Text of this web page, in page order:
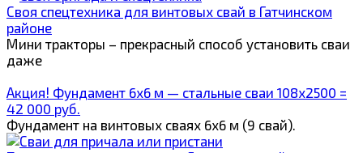
Своя спецтехника для винтовых свай в Гатчинском
районе
Мини тракторы – прекрасный способ установить сваи
даже
Акция! Фундамент 6х6 м — стальные сваи 108х2500 =
42 000 руб.
Фундамент на винтовых сваях 6х6 м (9 свай).